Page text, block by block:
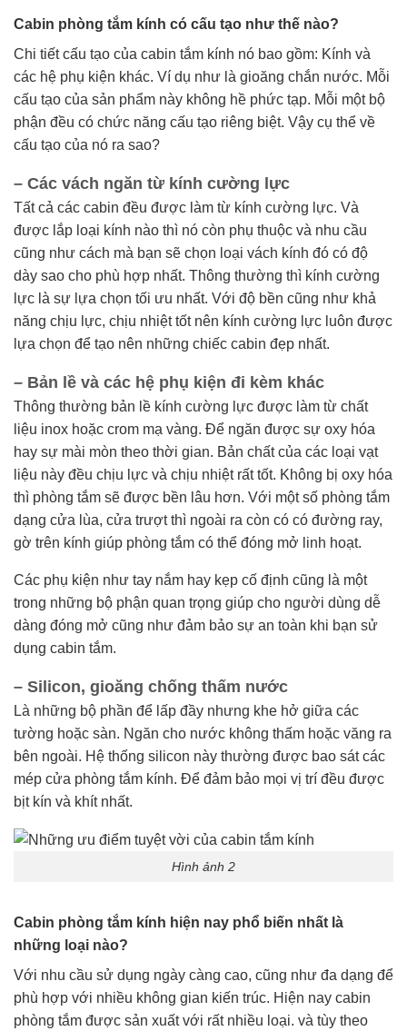
Cabin phòng tắm kính có cấu tạo như thế nào?
Chi tiết cấu tạo của cabin tắm kính nó bao gồm: Kính và
các hệ phụ kiện khác. Ví dụ như là gioăng chắn nước. Mỗi
cấu tạo của sản phẩm này không hề phức tạp. Mỗi một bộ
phận đều có chức năng cấu tạo riêng biệt. Vậy cụ thể về
cấu tạo của nó ra sao?
– Các vách ngăn từ kính cường lực
Tất cả các cabin đều được làm từ kính cường lực. Và
được lắp loại kính nào thì nó còn phụ thuộc và nhu cầu
cũng như cách mà bạn sẽ chọn loại vách kính đó có độ
dày sao cho phù hợp nhất. Thông thường thì kính cường
lực là sự lựa chọn tối ưu nhất. Với độ bền cũng như khả
năng chịu lực, chịu nhiệt tốt nên kính cường lực luôn được
lựa chọn để tạo nên những chiếc cabin đẹp nhất.
– Bản lề và các hệ phụ kiện đi kèm khác
Thông thường bản lề kính cường lực được làm từ chất
liệu inox hoặc crom mạ vàng. Để ngăn được sự oxy hóa
hay sự mài mòn theo thời gian. Bản chất của các loại vạt
liệu này đều chịu lực và chịu nhiệt rất tốt. Không bị oxy hóa
thì phòng tắm sẽ được bền lâu hơn. Với một số phòng tắm
dạng cửa lùa, cửa trượt thì ngoài ra còn có có đường ray,
gờ trên kính giúp phòng tắm có thể đóng mở linh hoạt.
Các phụ kiện như tay nắm hay kẹp cố định cũng là một
trong những bộ phận quan trọng giúp cho người dùng dễ
dàng đóng mở cũng như đảm bảo sự an toàn khi bạn sử
dụng cabin tắm.
– Silicon, gioăng chống thấm nước
Là những bộ phần để lấp đầy nhưng khe hở giữa các
tường hoặc sàn. Ngăn cho nước không thấm hoặc văng ra
bên ngoài. Hệ thống silicon này thường được bao sát các
mép cửa phòng tắm kính. Để đảm bảo mọi vị trí đều được
bịt kín và khít nhất.
Hình ảnh 2
Cabin phòng tắm kính hiện nay phổ biến nhất là
những loại nào?
Với nhu cầu sử dụng ngày càng cao, cũng như đa dạng để
phù hợp với nhiều không gian kiến trúc. Hiện nay cabin
phòng tắm được sản xuất với rất nhiều loại. và tùy theo